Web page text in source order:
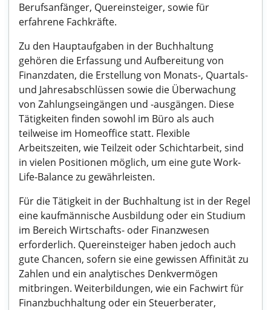
Berufsanfänger, Quereinsteiger, sowie für
erfahrene Fachkräfte.
Zu den Hauptaufgaben in der Buchhaltung
gehören die Erfassung und Aufbereitung von
Finanzdaten, die Erstellung von Monats-, Quartals-
und Jahresabschlüssen sowie die Überwachung
von Zahlungseingängen und -ausgängen. Diese
Tätigkeiten finden sowohl im Büro als auch
teilweise im Homeoffice statt. Flexible
Arbeitszeiten, wie Teilzeit oder Schichtarbeit, sind
in vielen Positionen möglich, um eine gute Work-
Life-Balance zu gewährleisten.
Für die Tätigkeit in der Buchhaltung ist in der Regel
eine kaufmännische Ausbildung oder ein Studium
im Bereich Wirtschafts- oder Finanzwesen
erforderlich. Quereinsteiger haben jedoch auch
gute Chancen, sofern sie eine gewissen Affinität zu
Zahlen und ein analytisches Denkvermögen
mitbringen. Weiterbildungen, wie ein Fachwirt für
Finanzbuchhaltung oder ein Steuerberater,